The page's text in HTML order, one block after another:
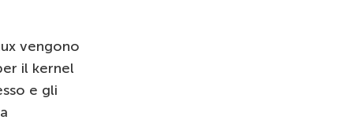
vengono
il kernel
e gli